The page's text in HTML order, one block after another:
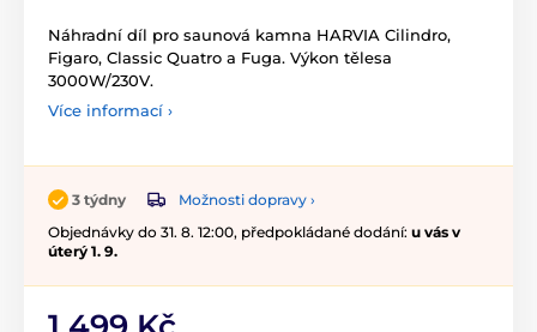
Náhradní díl pro saunová kamna HARVIA Cilindro,
Figaro, Classic Quatro a Fuga. Výkon tělesa
3000W/230V.
Více informací ›
3 týdny
Možnosti dopravy ›
Objednávky do 31. 8. 12:00, předpokládané dodání: u vás v
úterý 1. 9.